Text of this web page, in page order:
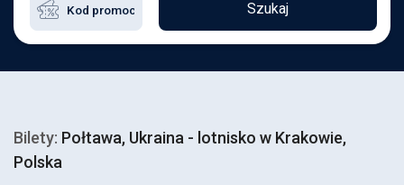
Szukaj
Bilety: Połtawa, Ukraina - lotnisko w Krakowie,
Polska